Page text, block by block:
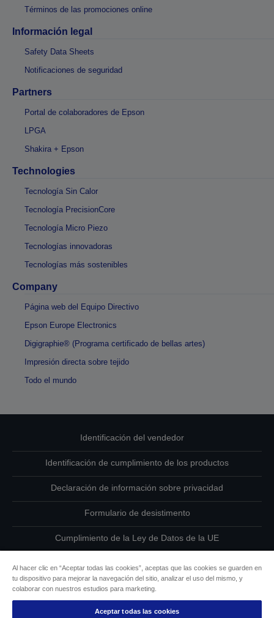
Términos de las promociones online
Información legal
Safety Data Sheets
Notificaciones de seguridad
Partners
Portal de colaboradores de Epson
LPGA
Shakira + Epson
Technologies
Tecnología Sin Calor
Tecnología PrecisionCore
Tecnología Micro Piezo
Tecnologías innovadoras
Tecnologías más sostenibles
Company
Página web del Equipo Directivo
Epson Europe Electronics
Digigraphie® (Programa certificado de bellas artes)
Impresión directa sobre tejido
Todo el mundo
Identificación del vendedor
Identificación de cumplimiento de los productos
Declaración de información sobre privacidad
Formulario de desistimento
Cumplimiento de la Ley de Datos de la UE
Información sobre cookies
Compromiso de accesibilidad de Epson
Al hacer clic en “Aceptar todas las cookies”, aceptas que las cookies se guarden en
tu dispositivo para mejorar la navegación del sitio, analizar el uso del mismo, y
colaborar con nuestros estudios para marketing.
Aceptar todas las cookies